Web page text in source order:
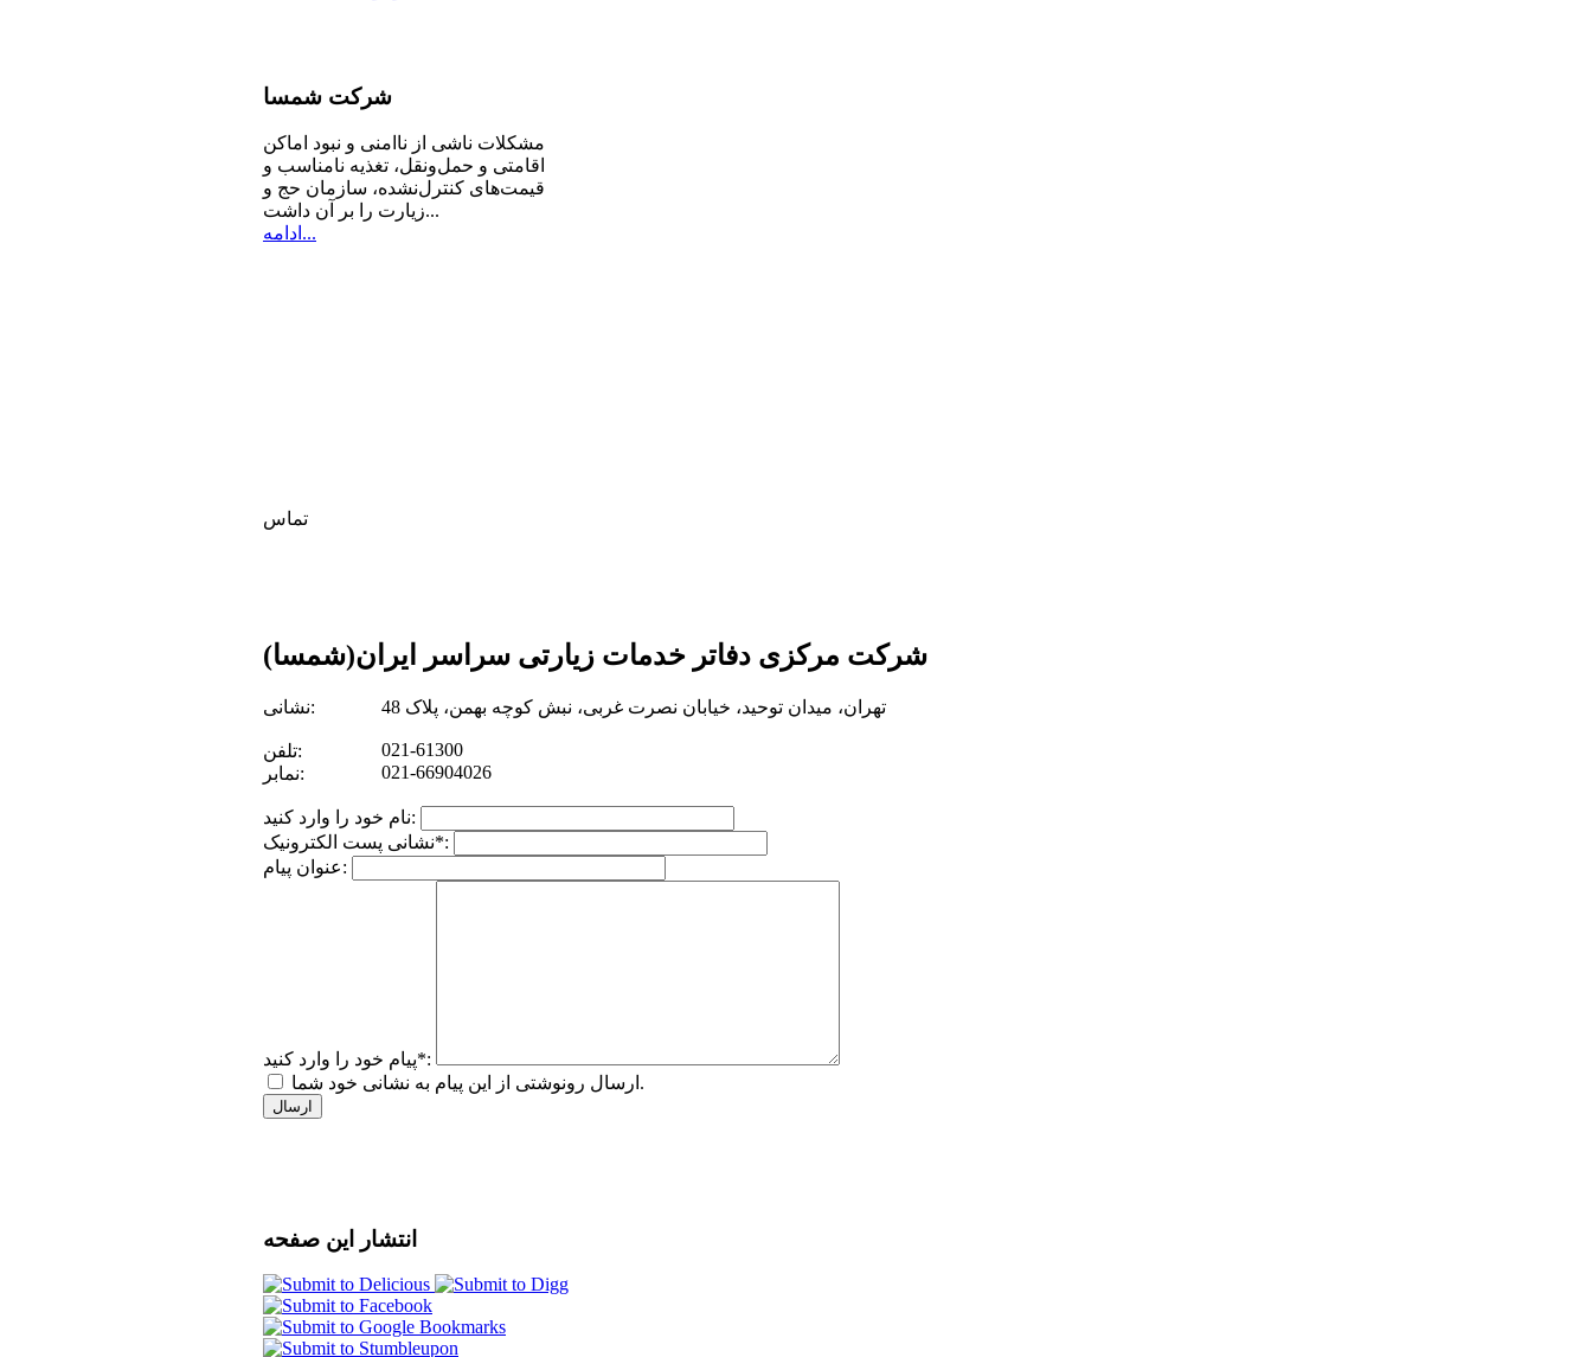
شرکت شمسا
مشكلات ناشی از ناامنی و نبود اماكن
اقامتی و حمل‌ونقل، تغذیه‌ نامناسب و
قیمت‌های كنترل‌نشده، سازمان حج و
زیارت را بر آن داشت...
ادامه...
تماس
شرکت مرکزی دفاتر خدمات زیارتی سراسر ایران(شمسا)
نشانی: تهران، میدان توحید، خیابان نصرت غربی، نبش کوچه بهمن، پلاک 48
تلفن:
021-61300
نمابر:
021-66904026
نام خود را وارد کنید:
نشانی پست الکترونیک*:
عنوان پیام:
پیام خود را وارد کنید*:
ارسال رونوشتی از این پیام به نشانی خود شما.
ارسال
انتشار این صفحه